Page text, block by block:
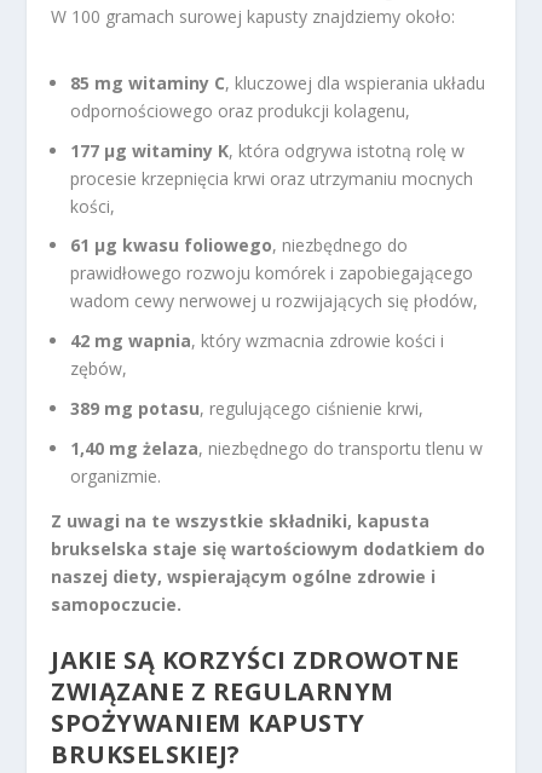
W 100 gramach surowej kapusty znajdziemy około:
85 mg witaminy C, kluczowej dla wspierania układu
odpornościowego oraz produkcji kolagenu,
177 µg witaminy K, która odgrywa istotną rolę w
procesie krzepnięcia krwi oraz utrzymaniu mocnych
kości,
61 µg kwasu foliowego, niezbędnego do
prawidłowego rozwoju komórek i zapobiegającego
wadom cewy nerwowej u rozwijających się płodów,
42 mg wapnia, który wzmacnia zdrowie kości i
zębów,
389 mg potasu, regulującego ciśnienie krwi,
1,40 mg żelaza, niezbędnego do transportu tlenu w
organizmie.
Z uwagi na te wszystkie składniki, kapusta
brukselska staje się wartościowym dodatkiem do
naszej diety, wspierającym ogólne zdrowie i
samopoczucie.
JAKIE SĄ KORZYŚCI ZDROWOTNE
ZWIĄZANE Z REGULARNYM
SPOŻYWANIEM KAPUSTY
BRUKSELSKIEJ?